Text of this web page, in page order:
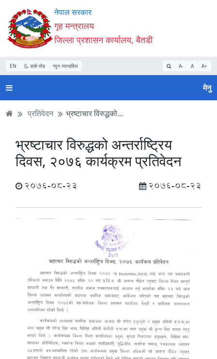
Accessibility
Mode
सुरु
गर्नुहोस्
सामाग्री
पढ्नुहाेस्
नेभिगेसन
पढ्नुहाेस्
वेबसाइट
खोजमा
जानुहोस्
नेपाल सरकार
गृह मन्त्रालय
जिल्ला प्रशासन कार्यालय, बैतडी
EN डार्क मोड न्यून व्यान्डविथ A- A A+
मेनु
प्रतिवेदन भ्रष्टाचार विरुद्धको...
भ्रष्टाचार विरुद्धको अन्तर्राष्ट्रिय
दिवस, २०७६ कार्यक्रम प्रतिवेदन
2076-08-23 2076-08-23